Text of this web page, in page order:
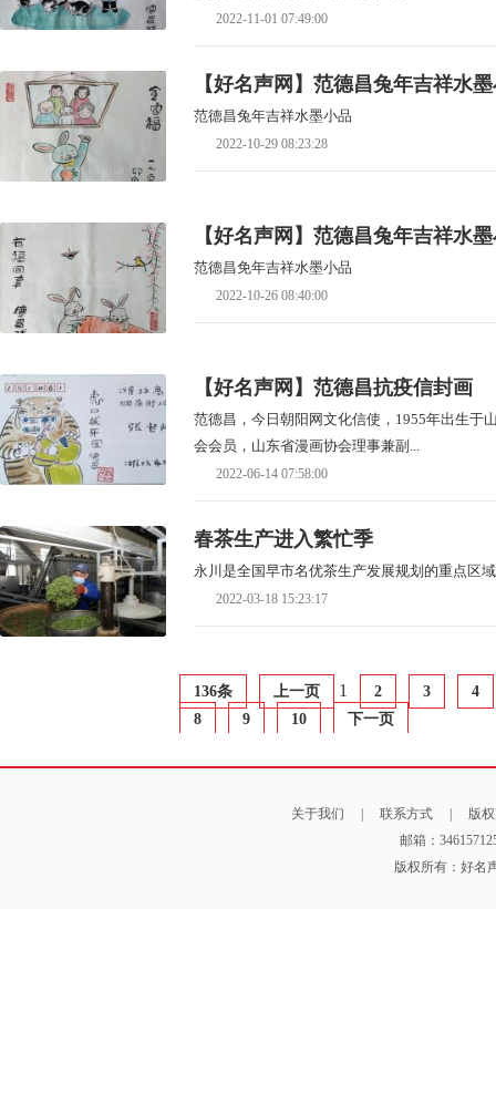
2022-11-01 07:49:00
【好名声网】范德昌兔年吉祥水
范德昌兔年吉祥水墨小品
2022-10-29 08:23:28
【好名声网】范德昌兔年吉祥水
范德昌免年吉祥水墨小品
2022-10-26 08:40:00
【好名声网】范德昌抗疫信封画
范德昌，今日朝阳网文化信使，1955年出生于
会会员，山东省漫画协会理事兼副...
2022-06-14 07:58:00
春茶生产进入繁忙季
永川是全国早市名优茶生产发展规划的重点区
2022-03-18 15:23:17
136条 上一页 1 2 3
4
8
9 10 下一页
关于我们 联系方式
版
邮箱：
版权所有：好名